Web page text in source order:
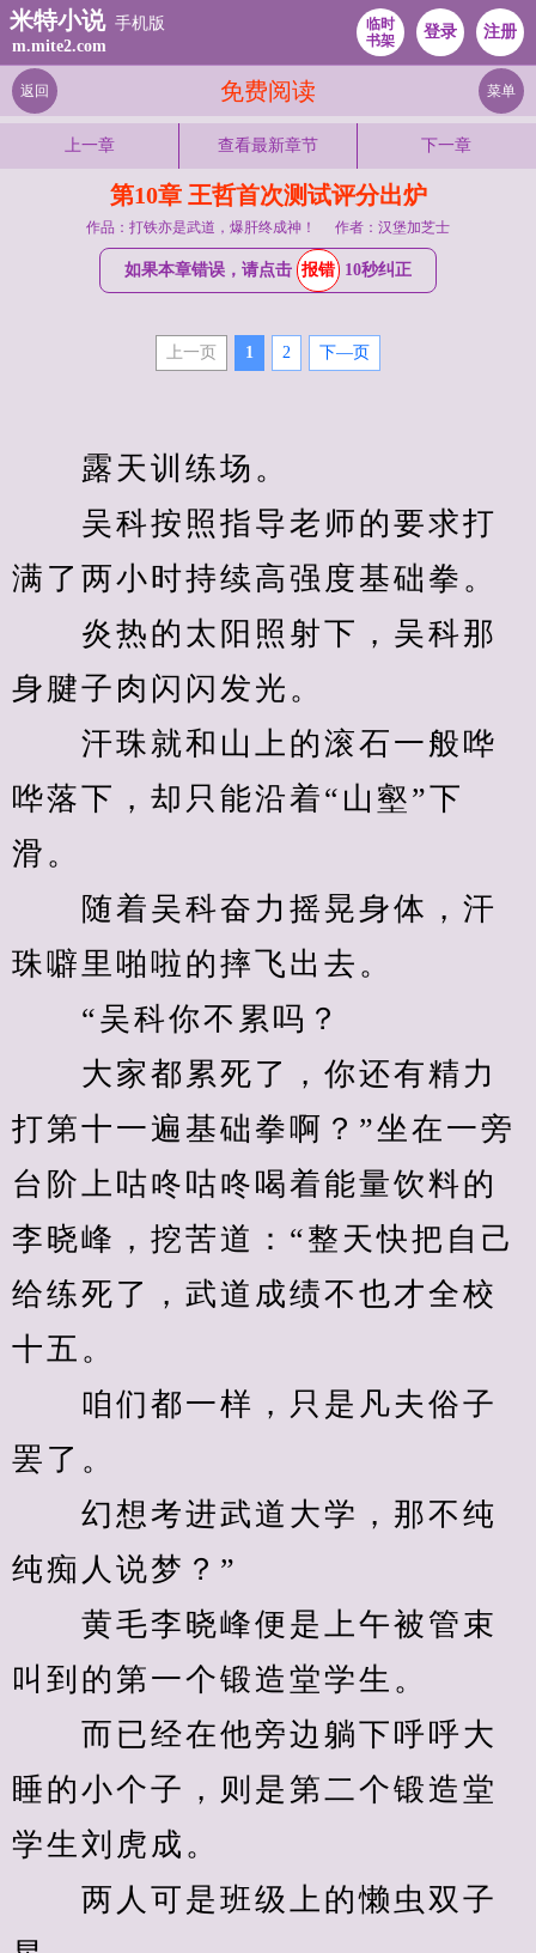
米特小说 手机版
m.mite2.com
临时
书架
登录 注册
免费阅读
返回 菜单
上一章 查看最新章节 下一章
第10章 王哲首次测试评分出炉
作品：打铁亦是武道，爆肝终成神！ 作者：汉堡加芝士
如果本章错误，请点击 报错 10秒纠正
上一页 1 2 下—页
露天训练场。
吴科按照指导老师的要求打
满了两小时持续高强度基础拳。
炎热的太阳照射下，吴科那
身腱子肉闪闪发光。
汗珠就和山上的滚石一般哗
哗落下，却只能沿着“山壑”下
滑。
随着吴科奋力摇晃身体，汗
珠噼里啪啦的摔飞出去。
“吴科你不累吗？
大家都累死了，你还有精力
打第十一遍基础拳啊？”坐在一旁
台阶上咕咚咕咚喝着能量饮料的
李晓峰，挖苦道：“整天快把自己
给练死了，武道成绩不也才全校
十五。
咱们都一样，只是凡夫俗子
罢了。
幻想考进武道大学，那不纯
纯痴人说梦？”
黄毛李晓峰便是上午被管束
叫到的第一个锻造堂学生。
而已经在他旁边躺下呼呼大
睡的小个子，则是第二个锻造堂
学生刘虎成。
两人可是班级上的懒虫双子